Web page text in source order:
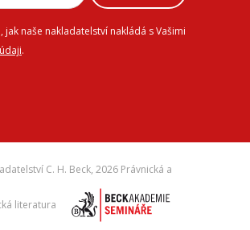
jak naše nakladatelství nakládá s Vašimi
.
C. H. Beck, 2026 Právnická a
literatura